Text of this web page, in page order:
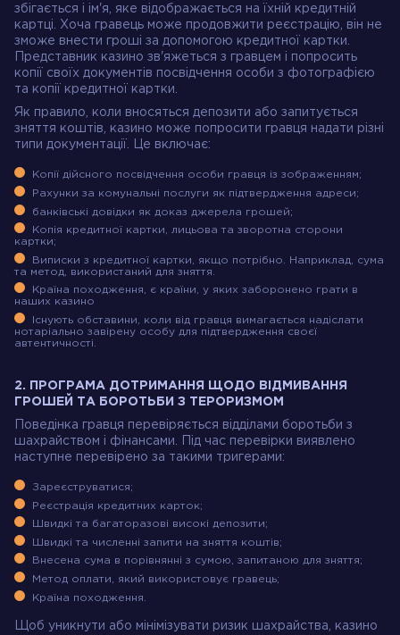
збігається і ім'я, яке відображається на їхній кредитній
картці. Хоча гравець може продовжити реєстрацію, він не
зможе внести гроші за допомогою кредитної картки.
Представник казино зв'яжеться з гравцем і попросить
копії своїх документів посвідчення особи з фотографією
та копії кредитної картки.
Як правило, коли вносяться депозити або запитується
зняття коштів, казино може попросити гравця надати різні
типи документації. Це включає:
Копії дійсного посвідчення особи гравця із зображенням;
Рахунки за комунальні послуги як підтвердження адреси;
банківські довідки як доказ джерела грошей;
Копія кредитної картки, лицьова та зворотна сторони
картки;
Виписки з кредитної картки, якщо потрібно. Наприклад, сума
та метод, використаний для зняття.
Країна походження, є країни, у яких заборонено грати в
наших казино
Існують обставини, коли від гравця вимагається надіслати
нотаріально завірену особу для підтвердження своєї
автентичності.
2. ПРОГРАМА ДОТРИМАННЯ ЩОДО ВІДМИВАННЯ
ГРОШЕЙ ТА БОРОТЬБИ З ТЕРОРИЗМОМ
Поведінка гравця перевіряється відділами боротьби з
шахрайством і фінансами. Під час перевірки виявлено
наступне перевірено за такими тригерами:
Зареєструватися;
Реєстрація кредитних карток;
Швидкі та багаторазові високі депозити;
Швидкі та численні запити на зняття коштів;
Внесена сума в порівнянні з сумою, запитаною для зняття;
Метод оплати, який використовує гравець;
Країна походження.
Щоб уникнути або мінімізувати ризик шахрайства, казино